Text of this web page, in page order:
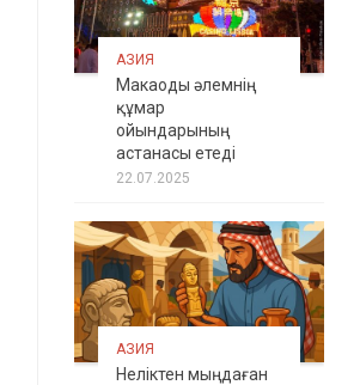
АЗИЯ
Макаоды әлемнің
құмар
ойындарының
астанасы етеді
22.07.2025
АЗИЯ
Неліктен мыңдаған